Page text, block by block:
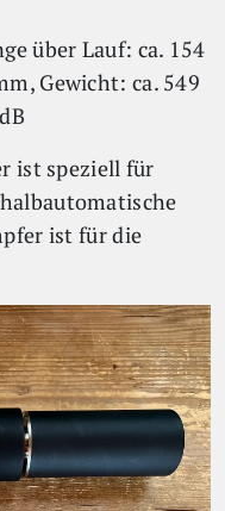
über Lauf: ca. 154
Gewicht: ca. 549
ist speziell für
ist für die